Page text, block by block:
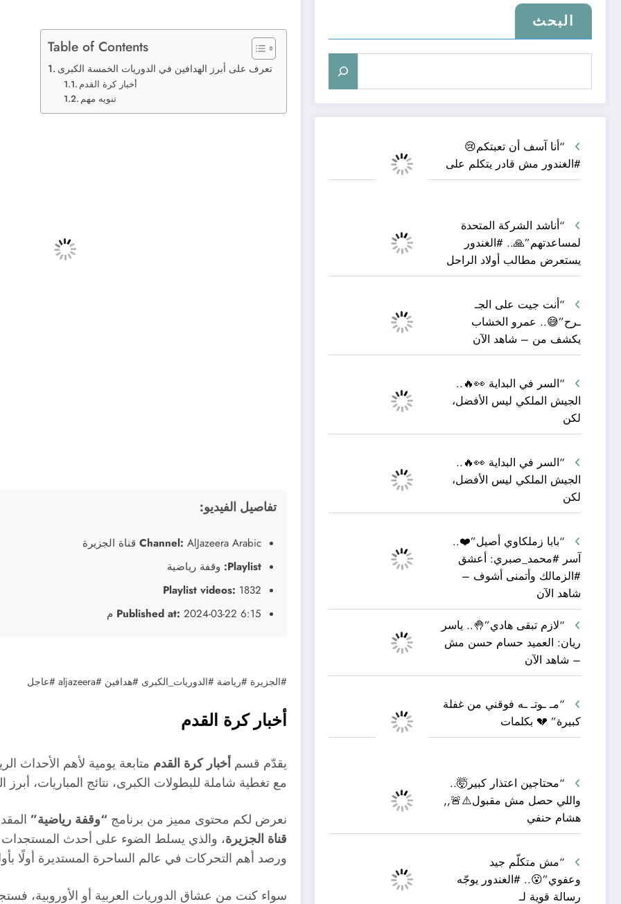
البحث
“أنا آسف أن تعبتكم😢
#الغندور مش قادر يتكلم على
“أناشد الشركة المتحدة
لمساعدتهم”🙏.. #الغندور
يستعرض مطالب أولاد الراحل
“أنت جيت على الجـ
ـرح”😅.. عمرو الخشاب
يكشف من – شاهد الآن
“السر في البداية 👀🔥..
الجيش الملكي ليس الأفضل،
لكن
“السر في البداية 👀🔥..
الجيش الملكي ليس الأفضل،
لكن
“بابا زملكاوي أصيل”❤️..
آسر #محمد_صبري: أعشق
#الزمالك وأتمنى أشوف –
شاهد الآن
“لازم تبقى هادي”🤚.. ياسر
ريان: العميد حسام حسن مش
– شاهد الآن
“مـ ـوتـ ـه فوقني من غفلة
كبيرة” 💔 بكلمات
“محتاجين اعتذار كبير🤯..
واللي حصل مش مقبول⚠️🚨,,
هشام حنفي
“مش متكلّم جيد
وعفوي”😮.. #الغندور يوجّه
رسالة قوية لـ
Table of Contents
تعرف على أبرز الهدافين في الدوريات الخمسة الكبرى
أخبار كرة القدم
تنويه مهم
تفاصيل الفيديو:
Channel: AlJazeera Arabic قناة الجزيرة
Playlist: وقفة رياضية
Playlist videos: 1832
Published at: 2024-03-22 6:15 م
#الجزيرة #رياضة #الدوريات_الكبرى #هدافين #aljazeera #عاجل
أخبار كرة القدم
يقدّم قسمأخبار كرة القدم متابعة يومية لأهم الأحداث
مع تغطية شاملة للبطولات الكبرى، نتائج المباريات، أبرز
نعرض لكم محتوى مميز من برنامج “وقفة رياضية”
قناة الجزيرة، والذي يسلط الضوء على أحدث المستجدات
ورصد أهم التحركات في عالم الساحرة المستديرة أولًا
سواء كنت من عشاق الدوريات العربية أو الأوروبية،